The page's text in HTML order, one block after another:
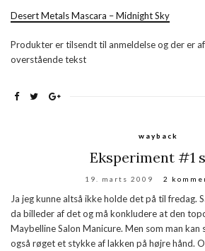
Desert Metals Mascara – Midnight Sky
Produkter er tilsendt til anmeldelse og der er
overstående tekst
wayback
Eksperiment #1
19. marts 2009 2
Ja jeg kunne altså ikke holde det på til fredag.
da billeder af det og må konkludere at den
Maybelline Salon Manicure. Men som man kan
også røget et stykke af lakken på højre hånd.